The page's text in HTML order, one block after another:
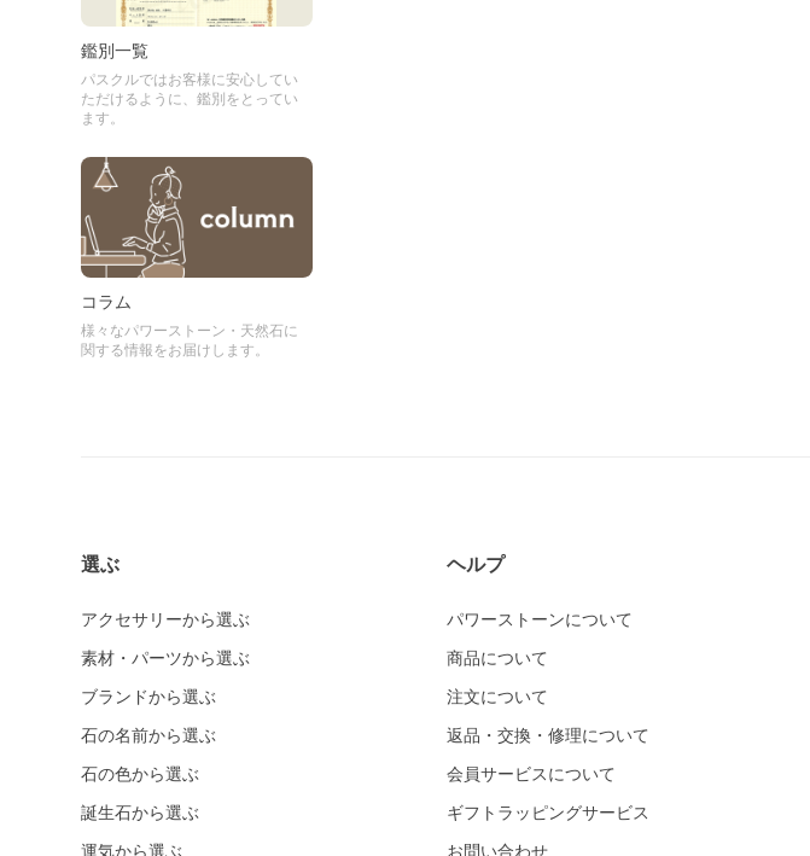
鑑別一覧
パスクルではお客様に安心してい
ただけるように、鑑別をとってい
ます。
コラム
様々なパワーストーン・天然石に
関する情報をお届けします。
選ぶ
アクセサリーから選ぶ
素材・パーツから選ぶ
ブランドから選ぶ
石の名前から選ぶ
石の色から選ぶ
誕生石から選ぶ
運気から選ぶ
ヘルプ
パワーストーンについて
商品について
注文について
返品・交換・修理について
会員サービスについて
ギフトラッピングサービス
お問い合わせ